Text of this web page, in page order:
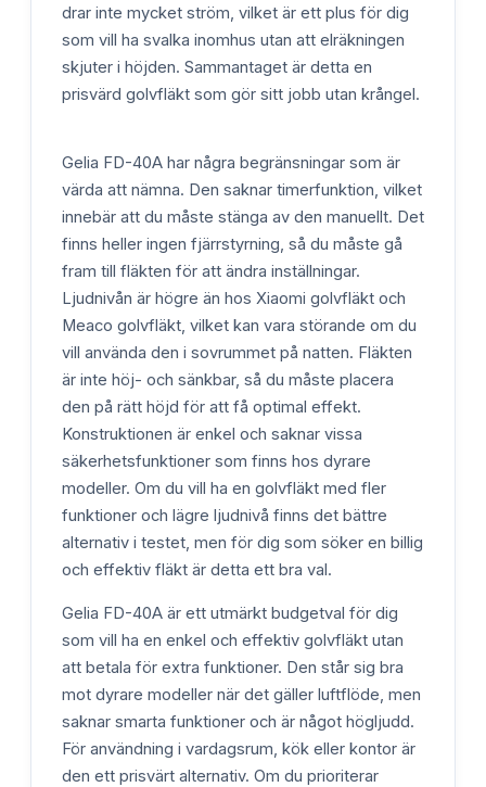
drar inte mycket ström, vilket är ett plus för dig
som vill ha svalka inomhus utan att elräkningen
skjuter i höjden. Sammantaget är detta en
prisvärd golvfläkt som gör sitt jobb utan krångel.
Gelia FD-40A har några begränsningar som är
värda att nämna. Den saknar timerfunktion, vilket
innebär att du måste stänga av den manuellt. Det
finns heller ingen fjärrstyrning, så du måste gå
fram till fläkten för att ändra inställningar.
Ljudnivån är högre än hos Xiaomi golvfläkt och
Meaco golvfläkt, vilket kan vara störande om du
vill använda den i sovrummet på natten. Fläkten
är inte höj- och sänkbar, så du måste placera
den på rätt höjd för att få optimal effekt.
Konstruktionen är enkel och saknar vissa
säkerhetsfunktioner som finns hos dyrare
modeller. Om du vill ha en golvfläkt med fler
funktioner och lägre ljudnivå finns det bättre
alternativ i testet, men för dig som söker en billig
och effektiv fläkt är detta ett bra val.
Gelia FD-40A är ett utmärkt budgetval för dig
som vill ha en enkel och effektiv golvfläkt utan
att betala för extra funktioner. Den står sig bra
mot dyrare modeller när det gäller luftflöde, men
saknar smarta funktioner och är något högljudd.
För användning i vardagsrum, kök eller kontor är
den ett prisvärt alternativ. Om du prioriterar